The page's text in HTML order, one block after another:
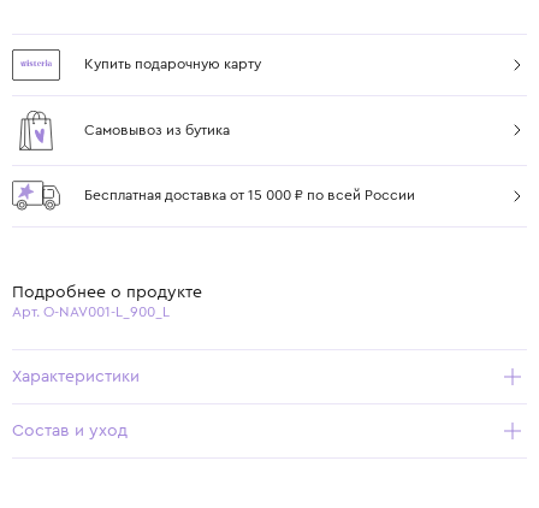
Купить подарочную карту
Самовывоз из бутика
Бесплатная доставка от 15 000 ₽ по всей России
Подробнее о продукте
Арт. O-NAV001-L_900_L
Характеристики
Состав и уход